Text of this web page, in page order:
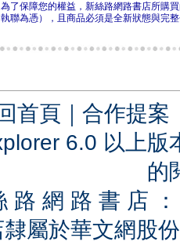
為了保障您的權益，新絲路網路書店所購
執聯為憑），且商品必須是全新狀態與完
首頁 ｜ 合作提案
6.0 以上
的
路 網 路 書 店
屬於華文網股